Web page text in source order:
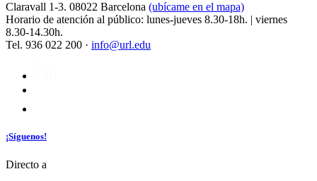
Claravall 1-3. 08022 Barcelona (ubícame en el mapa)
Horario de atención al público: lunes-jueves 8.30-18h. | viernes
8.30-14.30h.
Tel. 936 022 200 · info@url.edu
¡Síguenos!
Directo a